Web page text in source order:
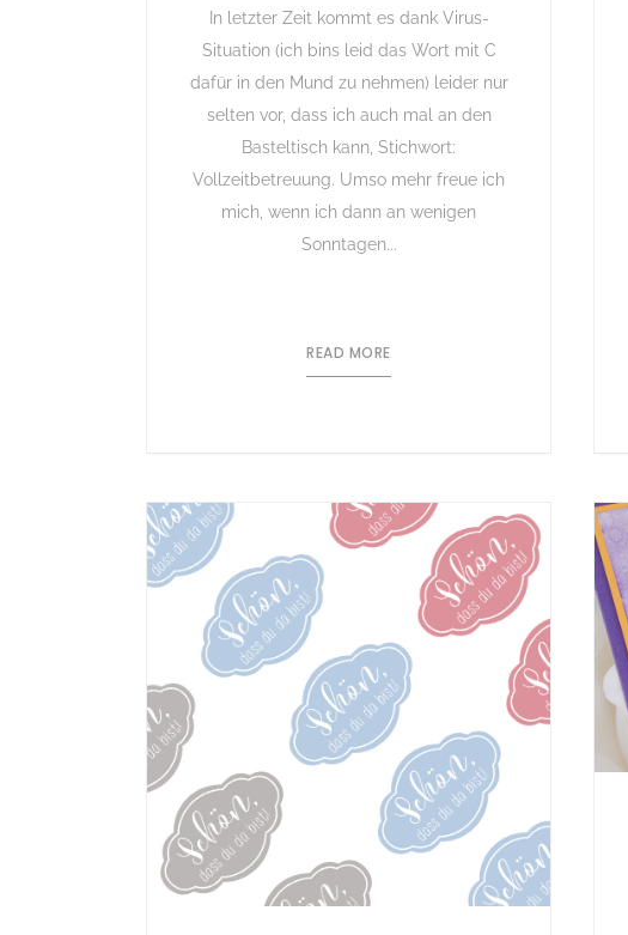
In letzter Zeit kommt es dank Virus-
Situation (ich bins leid das Wort mit C
dafür in den Mund zu nehmen) leider nur
selten vor, dass ich auch mal an den
Basteltisch kann, Stichwort:
Vollzeitbetreuung. Umso mehr freue ich
mich, wenn ich dann an wenigen
Sonntagen...
READ MORE